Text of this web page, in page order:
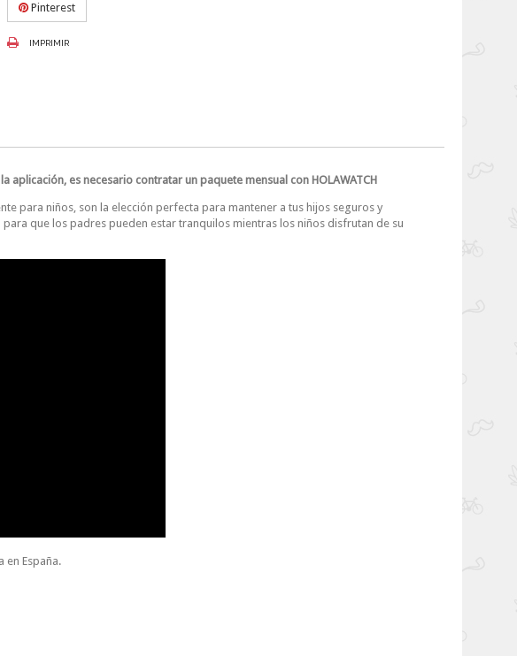
Pinterest
IMPRIMIR
aplicación, es necesario contratar un paquete mensual con HOLAWATCH
para niños, son la elección perfecta para mantener a tus hijos seguros y
que los padres pueden estar tranquilos mientras los niños disfrutan de su
en España.